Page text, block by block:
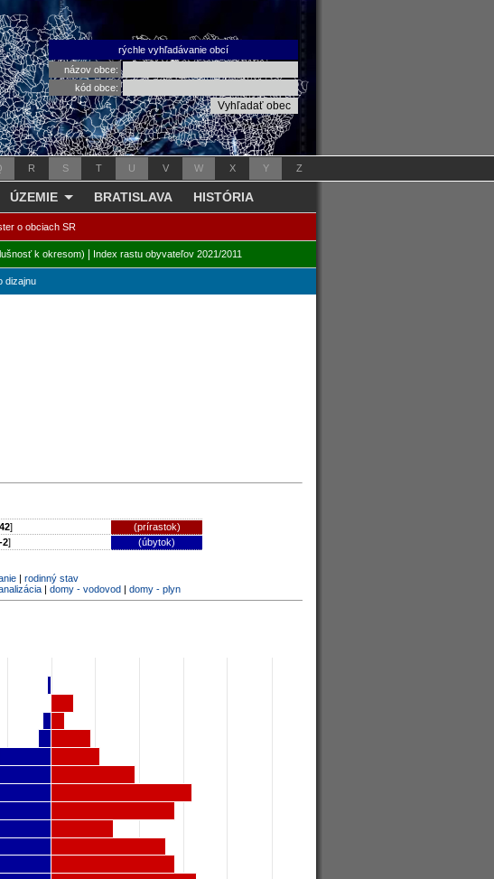
rýchle vyhľadávanie obcí
názov obce:
kód obce:
R S T U V W X Y Z
ÚZEMIE BRATISLAVA HISTÓRIA
o obciach SR
k okresom) Index rastu obyvateľov 2021/2011
dizajnu
42]
(prírastok)
-2] (úbytok)
| rodinný stav
| domy - vodovod| domy - plyn